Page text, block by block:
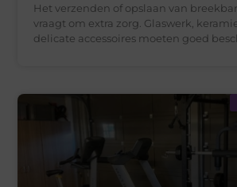
Het verzenden of opslaan van
vraagt om extra zorg. Glaswerk,
delicate accessoires moeten goed